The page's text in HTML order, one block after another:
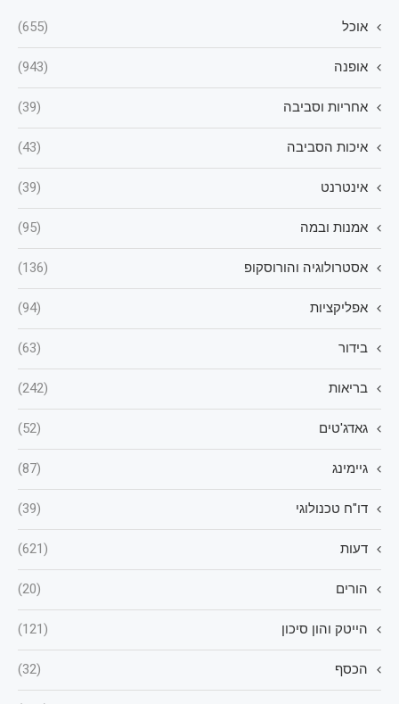
אוכל (655)
אופנה (943)
אחריות וסביבה (39)
איכות הסביבה (43)
אינטרנט (39)
אמנות ובמה (95)
אסטרולוגיה והורוסקופ (136)
אפליקציות (94)
בידור (63)
בריאות (242)
גאדג'טים (52)
גיימינג (87)
דו"ח טכנולוגי (39)
דעות (621)
הורים (20)
הייטק והון סיכון (121)
הכסף (32)